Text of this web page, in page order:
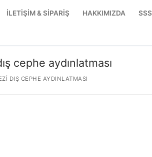
İLETİŞİM & SİPARİŞ HAKKIMIZDA SSS
cephe aydınlatması
DIŞ CEPHE AYDINLATMASI